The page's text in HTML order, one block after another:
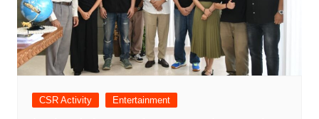
CSR Activity Entertainment